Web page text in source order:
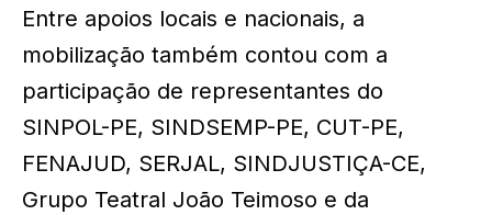
Entre apoios locais e nacionais, a
mobilização também contou com a
participação de representantes do
SINPOL-PE, SINDSEMP-PE, CUT-PE,
FENAJUD, SERJAL, SINDJUSTIÇA-CE,
Grupo Teatral João Teimoso e da